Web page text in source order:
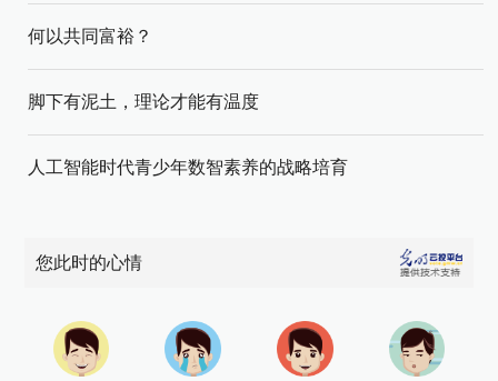
何以共同富裕？
脚下有泥土，理论才能有温度
人工智能时代青少年数智素养的战略培育
您此时的心情